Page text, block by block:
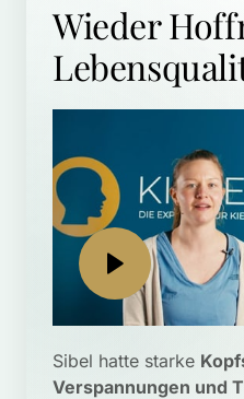
Wieder
Sibel hatte starke
Verspannungen und